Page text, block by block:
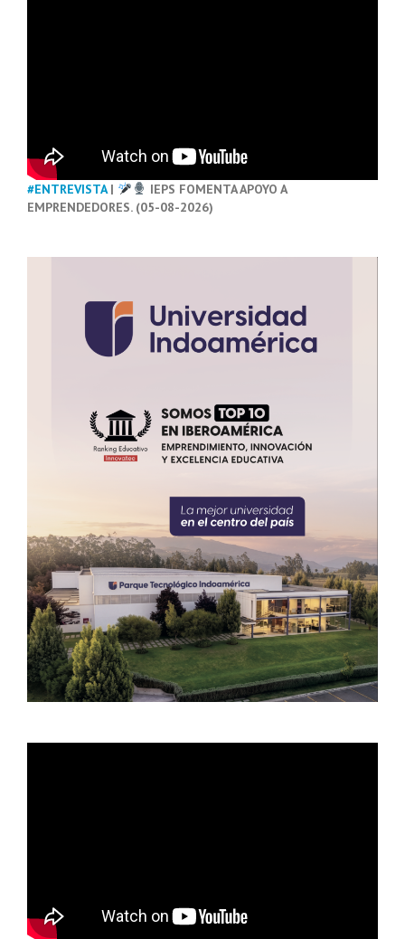
#ENTREVISTA|
IEPS FOMENTA APOYO A
EMPRENDEDORES. (05-08-2026)